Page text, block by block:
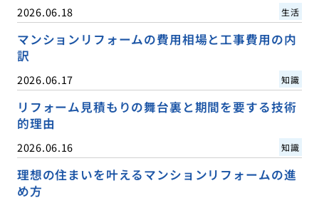
2026.06.18 生活
マンションリフォームの費用相場と工事費用の内
訳
2026.06.17 知識
リフォーム見積もりの舞台裏と期間を要する技術
的理由
2026.06.16 知識
理想の住まいを叶えるマンションリフォームの進
め方